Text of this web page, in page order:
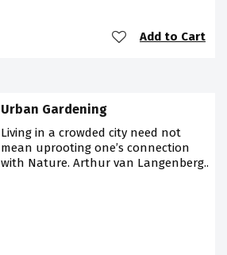
Add to Cart
Urban Gardening
Living in a crowded city need not
mean uprooting one’s connection
with Nature. Arthur van Langenberg..